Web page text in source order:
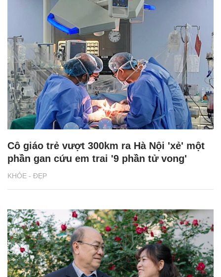
KHỎE - ĐẸP
Cô giáo trẻ vượt 300km ra Hà Nội 'xẻ' một
phần gan cứu em trai '9 phần tử vong'